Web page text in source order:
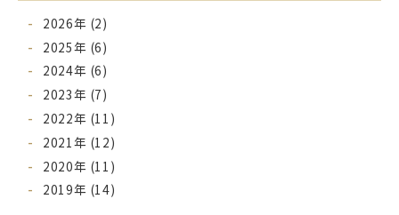
2026年 (2)
2025年 (6)
2024年 (6)
2023年 (7)
2022年 (11)
2021年 (12)
2020年 (11)
2019年 (14)